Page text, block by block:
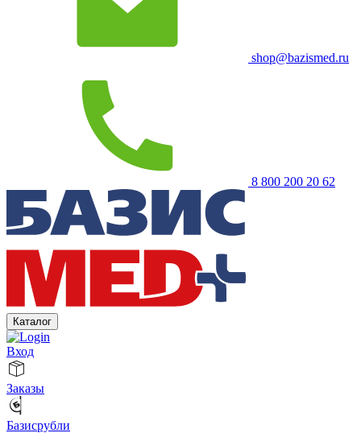
shop@bazismed.ru
8 800 200 20 62
Каталог
Вход
Заказы
Базисрубли